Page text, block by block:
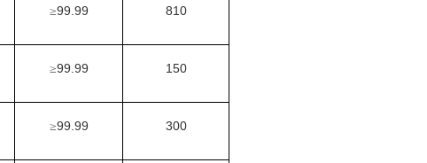
≥99.99 810
≥99.99 150
≥99.99 300